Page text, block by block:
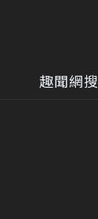
趣聞網搜